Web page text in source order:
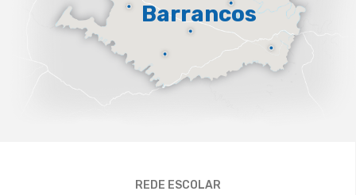
Barrancos
REDE ESCOLAR